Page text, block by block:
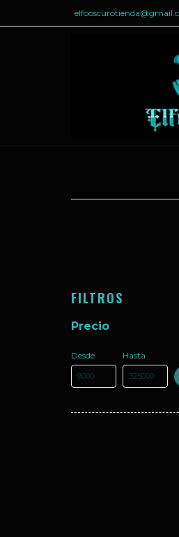
FILTROS
Precio
Desde Hasta